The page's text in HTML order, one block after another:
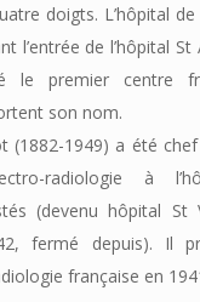
doigts. L’hôpital
l’entrée de l’hôpital
le premier centre
son nom.
(1882-1949) a été
radiologie à
(devenu hôpital St
fermé depuis). Il
française en